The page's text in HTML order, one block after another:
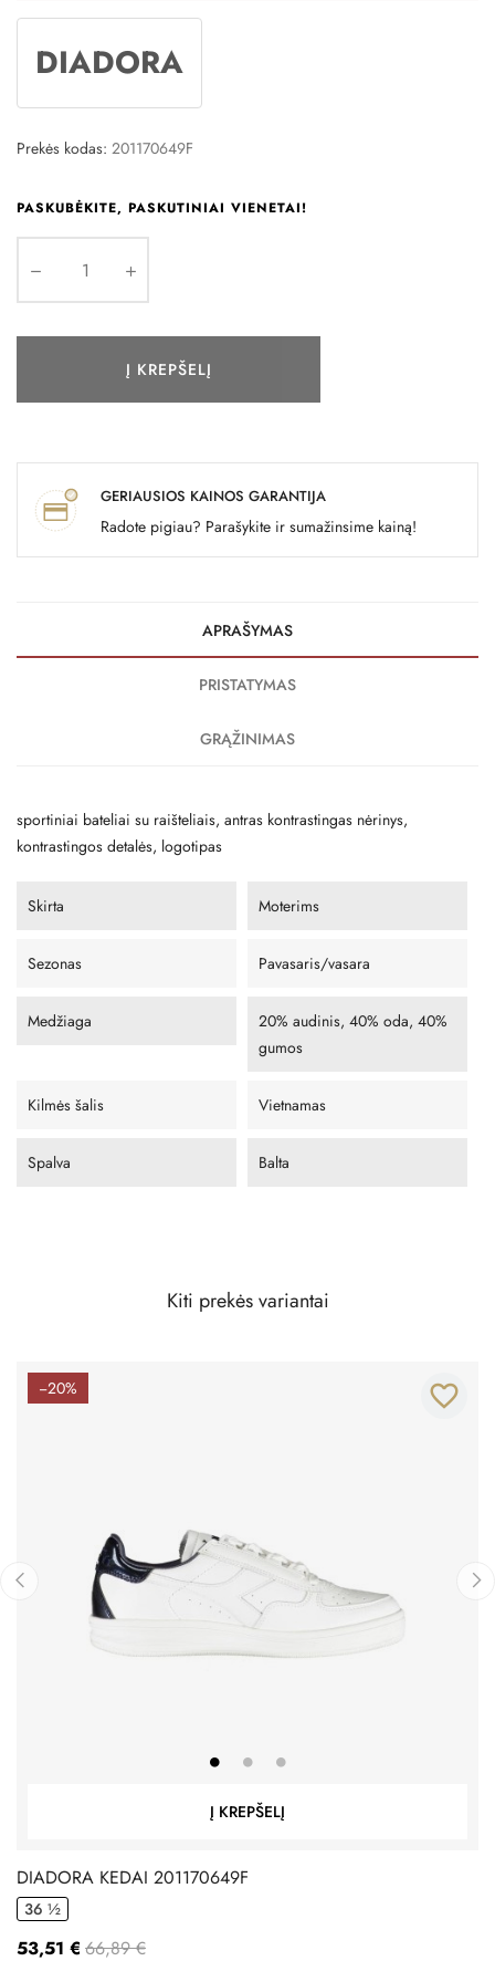
DIADORA
Prekės kodas: 201170649F
PASKUBĖKITE, PASKUTINIAI VIENETAI!
Į KREPŠELĮ
GERIAUSIOS KAINOS GARANTIJA
Radote pigiau? Parašykite ir sumažinsime kainą!
APRAŠYMAS
PRISTATYMAS
GRĄŽINIMAS
sportiniai bateliai su raišteliais, antras kontrastingas nėrinys,
kontrastingos detalės, logotipas
Skirta Moterims
Sezonas Pavasaris/vasara
Medžiaga
20% audinis, 40% oda, 40%
gumos
Kilmės šalis Vietnamas
Spalva Balta
Kiti prekės variantai
−20%
Į KREPŠELĮ
favorite_border
DIADORA KEDAI 201170649F
36 ½
53,51 € 66,89 €